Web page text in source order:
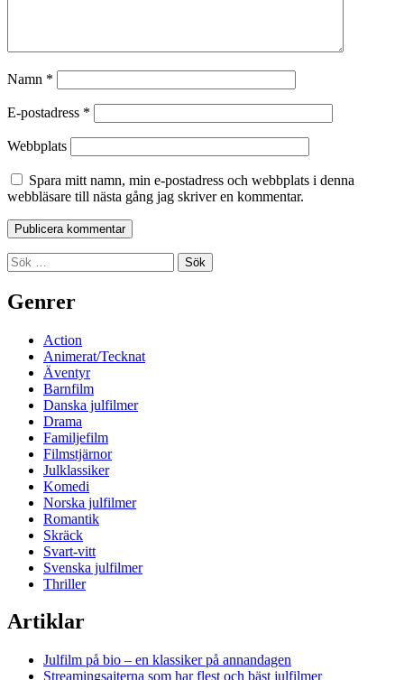
Namn *
E-postadress *
Webbplats
Spara mitt namn, min e-postadress och webbplats i denna
webbläsare till nästa gång jag skriver en kommentar.
Sidopanel
Sök
efter:
Genrer
Action
Animerat/Tecknat
Äventyr
Barnfilm
Danska julfilmer
Drama
Familjefilm
Filmstjärnor
Julklassiker
Komedi
Norska julfilmer
Romantik
Skräck
Svart-vitt
Svenska julfilmer
Thriller
Artiklar
Julfilm på bio – en klassiker på annandagen
Streamingsajterna som har flest och bäst julfilmer